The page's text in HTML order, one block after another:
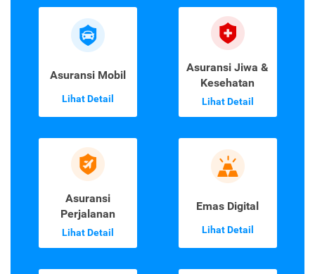
Asuransi Mobil
Lihat Detail
Asuransi Jiwa &
Kesehatan
Lihat Detail
Asuransi
Perjalanan
Lihat Detail
Emas Digital
Lihat Detail